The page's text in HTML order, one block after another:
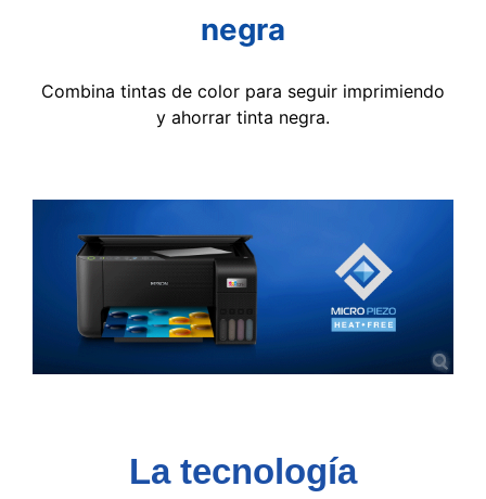
negra
Combina tintas de color para seguir imprimiendo
y ahorrar tinta negra.
La tecnología